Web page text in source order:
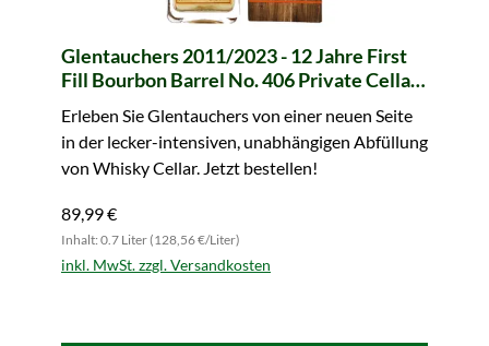
Glentauchers 2011/2023 - 12 Jahre First
Fill Bourbon Barrel No. 406 Private Cellars
Erleben Sie Glentauchers von einer neuen Seite
in der lecker-intensiven, unabhängigen Abfüllung
von Whisky Cellar. Jetzt bestellen!
89,99 €
Inhalt: 0.7 Liter (128,56 €/Liter)
inkl. MwSt. zzgl. Versandkosten